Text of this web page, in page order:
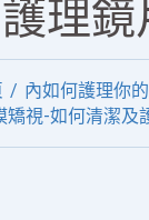
護理鏡
內如何護理你
矯視-如何清潔及